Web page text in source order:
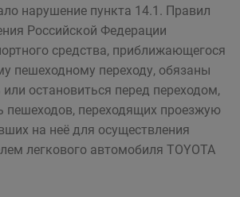
нарушение пункта 14.1. Правил
Российской Федерации
средства, приближающегося
пешеходному переходу, обязаны
или остановиться перед переходом,
пешеходов, переходящих проезжую
на неё для осуществления
легкового автомобиля TOYOTA